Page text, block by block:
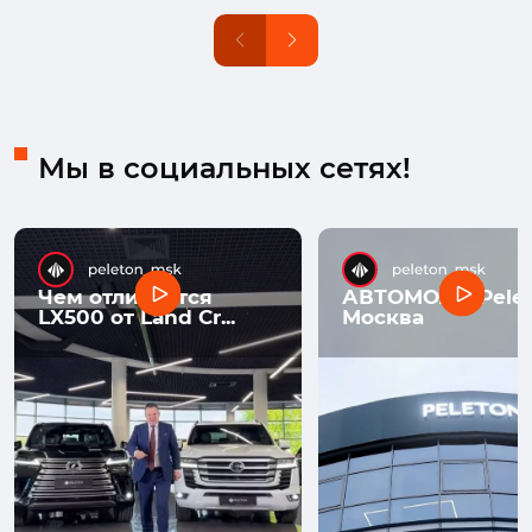
Мы в социальных сетях!
Чем отличается
LX500 от Land Cr...
АВТОМОЛЛ
Москва